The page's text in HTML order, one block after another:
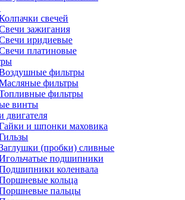
свечей
зажигания
иридиевые
платиновые
фильтры
фильтры
фильтры
винты
двигателя
и шпонки маховика
(пробки) сливные
подшипники
коленвала
кольца
пальцы